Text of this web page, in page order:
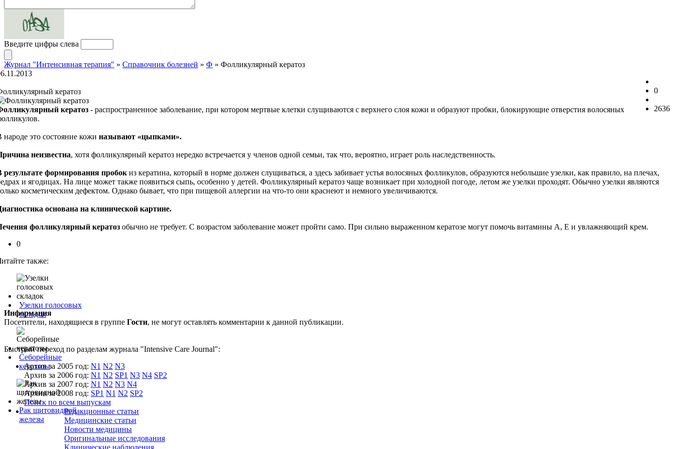
Введите цифры слева
Журнал "Интенсивная терапия" » Справочник болезней » Ф » Фолликулярный кератоз
0
2636
кератоз
кератоз - распространенное заболевание, при котором мертвые клетки слущиваются с верхнего слоя кожи и образуют пробки, блокирующие отверстия волосяных
народе это состояние кожи называют «цыпками».
неизвестна, хотя фолликулярный кератоз нередко встречается у членов одной семьи, так что, вероятно, играет роль наследственность.
результате формирования пробок из кератина, который в норме должен слущиваться, а здесь забивает устья волосяных фолликулов, образуются небольшие узелки, как правило, на плечах,
и ягодицах. На лице может также появиться сыпь, особенно у детей. Фолликулярный кератоз чаще возникает при холодной погоде, летом же узелки проходят. Обычно узелки являются
косметическим дефектом. Однако бывает, что при пищевой аллергии на что-то они краснеют и немного увеличиваются.
основана на клинической картине.
фолликулярный кератоз обычно не требует. С возрастом заболевание может пройти само. При сильно выраженном кератозе могут помочь витамины А, Е и увлажняющий крем.
0
также:
Узелки голосовых
складок
Себорейные
кератозы
Рак щитовидной
железы
Информация
Посетители, находящиеся в группе Гости, не могут оставлять комментарии к данной публикации.
Быстрый переход по разделам журнала "Intensive Care Journal":
Архив за 2005 год: N1 N2 N3
Архив за 2006 год: N1 N2 SP1 N3 N4 SP2
Архив за 2007 год: N1 N2 N3 N4
Архив за 2008 год: SP1 N1 N2 SP2
Поиск по всем выпускам
Редакционные статьи
Медицинские статьи
Новости медицины
Оригинальные исследования
Клинические наблюдения